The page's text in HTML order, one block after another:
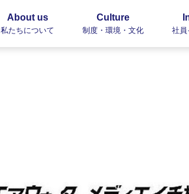
About us
私たちについて
Culture
制度・環境・文化 社員